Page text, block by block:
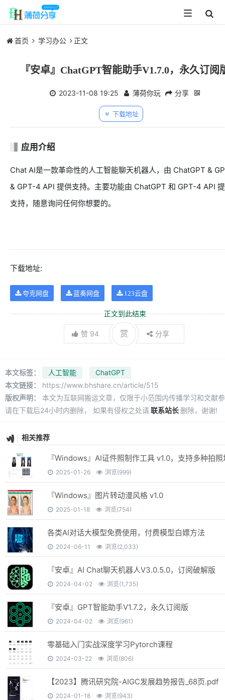
Toggle
navigation
首页 学习办公 正文
『安卓』ChatGPT智能助手V1.7.0，永久订阅
2023-11-08 19:25 薄荷你玩 分享
下载地址
应用介绍
Chat AI是一款革命性的人工智能聊天机器人，由 ChatGPT &
& GPT-4 API 提供支持。主要功能由 ChatGPT 和 GPT-4 API
支持，随意询问任何你想要的。
下载地址:
夸克网盘 蓝奏网盘 123云盘
正文到此结束
赞 94 赏 分享
本文标签： 人工智能
ChatGPT
本文链接：
https://www.bhshare.cn/article/515
版权声明：
本文为互联网搬运文章，仅限于小范围内传播学习和文献
请在下载后24小时内删除， 如果有侵权之处请联系站长删除，谢谢!
相关推荐
2025-01-26 浏览(999)
『Windows』图片转动漫风格 v1.0
2025-01-18 浏览(754)
各类AI对话大模型免费使用，付费模型白嫖方法
2024-06-11 浏览(2,033)
『安卓』AI Chat聊天机器人V3.0.5.0，订阅破解版
2024-04-02 浏览(1,735)
『安卓』GPT智能助手V1.7.2，永久订阅版
2024-04-02 浏览(961)
零基础入门实战深度学习Pytorch课程
2024-03-22 浏览(806)
【2023】腾讯研究院-AIGC发展趋势报告_68页.pdf
2024-01-18 浏览(943)